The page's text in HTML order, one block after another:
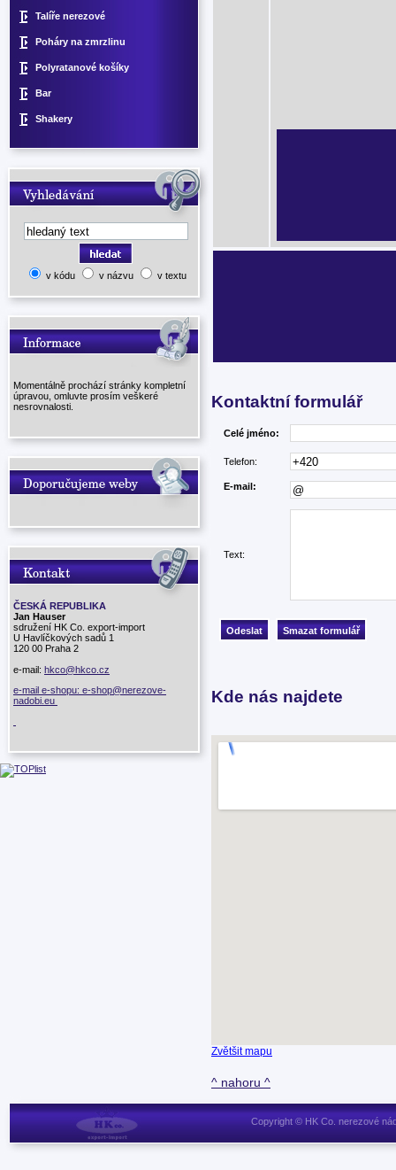
Talíře nerezové
Poháry na zmrzlinu
Polyratanové košíky
Bar
Shakery
v kódu v názvu v textu
Momentálně prochází stránky kompletní
úpravou, omluvte prosím veškeré
nesrovnalosti.
ČESKÁ REPUBLIKA
Jan Hauser
sdružení HK Co. export-import
U Havlíčkových sadů 1
120 00 Praha 2
e-mail: hkco@hkco.cz
e-mail e-shopu: e-shop@nerezove-
nadobi.eu
Kontaktní formulář
Celé jméno:
Telefon:
E-mail:
Text:
Kde nás najdete
Zvětšit mapu
^ nahoru ^
Copyright © HK Co. nerezové